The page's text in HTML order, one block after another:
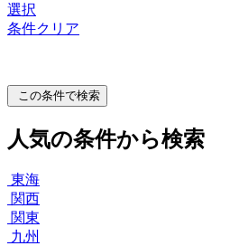
選択
条件クリア
この条件で検索
人気の条件から検索
東海
関西
関東
九州